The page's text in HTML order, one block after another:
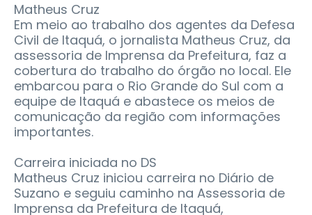
Matheus Cruz
Em meio ao trabalho dos agentes da Defesa
Civil de Itaquá, o jornalista Matheus Cruz, da
assessoria de Imprensa da Prefeitura, faz a
cobertura do trabalho do órgão no local. Ele
embarcou para o Rio Grande do Sul com a
equipe de Itaquá e abastece os meios de
comunicação da região com informações
importantes.
Carreira iniciada no DS
Matheus Cruz iniciou carreira no Diário de
Suzano e seguiu caminho na Assessoria de
Imprensa da Prefeitura de Itaquá,